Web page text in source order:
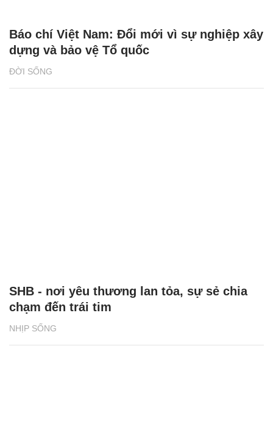
ĐỜI SỐNG
Báo chí Việt Nam: Đổi mới vì sự nghiệp xây
dựng và bảo vệ Tổ quốc
NHỊP SỐNG
SHB - nơi yêu thương lan tỏa, sự sẻ chia
chạm đến trái tim